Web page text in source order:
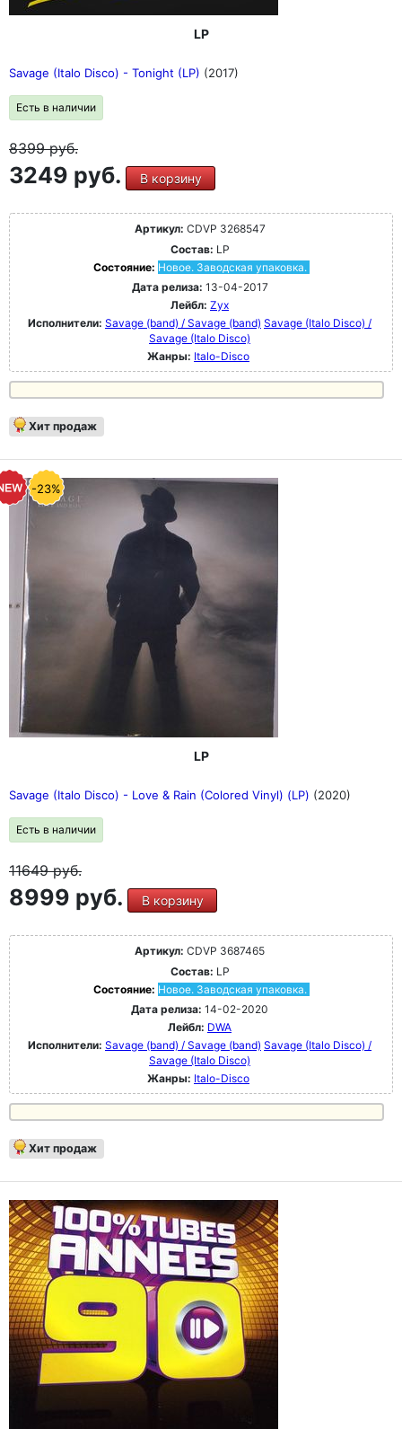
LP
Savage (Italo Disco) - Tonight (LP) (2017)
Есть в наличии
8399руб.
3249 руб. В корзину
Артикул: CDVP 3268547
Состав: LP
Состояние: Новое. Заводская упаковка.
Дата релиза: 13-04-2017
Лейбл: Zyx
Исполнители: Savage (band) / Savage (band) Savage (Italo Disco) /
Savage (Italo Disco)
Жанры: Italo-Disco
Хит продаж
-23%
LP
Savage (Italo Disco) - Love & Rain (Colored Vinyl) (LP) (2020)
Есть в наличии
11649руб.
8999 руб. В корзину
Артикул: CDVP 3687465
Состав: LP
Состояние: Новое. Заводская упаковка.
Дата релиза: 14-02-2020
Лейбл: DWA
Исполнители: Savage (band) / Savage (band) Savage (Italo Disco) /
Savage (Italo Disco)
Жанры: Italo-Disco
Хит продаж